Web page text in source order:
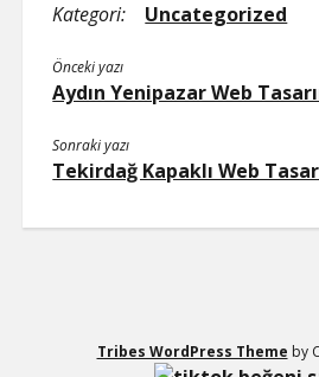
Kategori: Uncategorized
Önceki yazı
Aydın Yenipazar Web
Sonraki yazı
Tekirdağ Kapaklı Web
Tribes WordPress Theme by